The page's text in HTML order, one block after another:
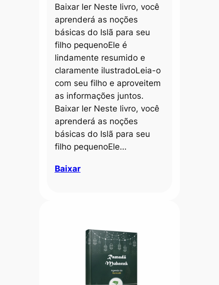
Baixar ler Neste livro, você
aprenderá as noções
básicas do Islã para seu
filho pequenoEle é
lindamente resumido e
claramente ilustradoLeia-o
com seu filho e aproveitem
as informações juntos.
Baixar ler Neste livro, você
aprenderá as noções
básicas do Islã para seu
filho pequenoEle…
Baixar